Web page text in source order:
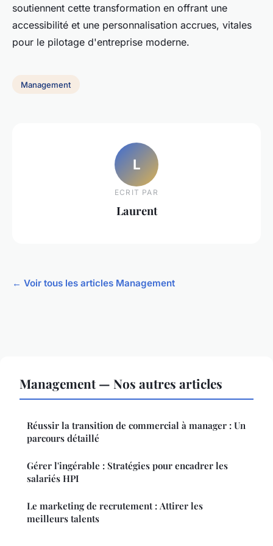
soutiennent cette transformation en offrant une
accessibilité et une personnalisation accrues, vitales
pour le pilotage d'entreprise moderne.
Management
L
ECRIT PAR
Laurent
← Voir tous les articles Management
Management — Nos autres articles
Réussir la transition de commercial à manager : Un
parcours détaillé
Gérer l'ingérable : Stratégies pour encadrer les
salariés HPI
Le marketing de recrutement : Attirer les
meilleurs talents